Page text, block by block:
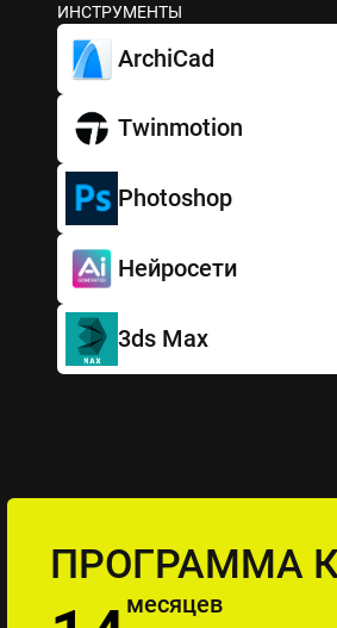
ИНСТРУМЕНТЫ
ArchiCad
Twinmotion
Photoshop
Нейросети
3ds Max
ПРОГРАММА
месяцев